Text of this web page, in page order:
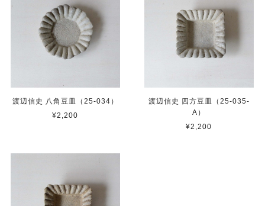
渡辺信史 八角豆皿（25-034）
¥2,200
渡辺信史 四方豆皿（25-035-
A）
¥2,200